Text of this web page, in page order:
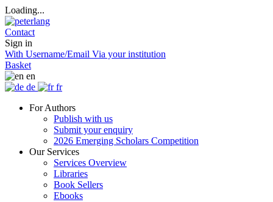
Loading...
Contact
Sign in
With Username/Email Via your institution
Basket
en
de
fr
For Authors
Publish with us
Submit your enquiry
2026 Emerging Scholars Competition
Our Services
Services Overview
Libraries
Book Sellers
Ebooks